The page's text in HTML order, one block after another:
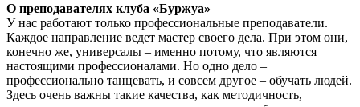
О преподавателях клуба «Буржуа»
У нас работают только профессиональные преподаватели.
Каждое направление ведет мастер своего дела. При этом они,
конечно же, универсалы – именно потому, что являются
настоящими профессионалами. Но одно дело –
профессионально танцевать, и совсем другое – обучать людей.
Здесь очень важны такие качества, как методичность,